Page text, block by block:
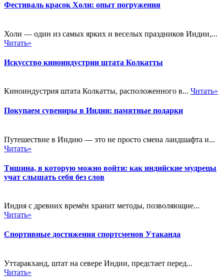
Фестиваль красок Холи: опыт погружения
Холи — один из самых ярких и веселых праздников Индии,...
Читать»
Искусство киноиндустрии штата Колкатты
Киноиндустрия штата Колкатты, расположенного в... Читать»
Покупаем сувениры в Индии: памятные подарки
Путешествие в Индию — это не просто смена ландшафта и...
Читать»
Тишина, в которую можно войти: как индийские мудрецы
учат слышать себя без слов
Индия с древних времён хранит методы, позволяющие...
Читать»
Спортивные достижения спортсменов Утаканда
Уттаракханд, штат на севере Индии, предстает перед...
Читать»